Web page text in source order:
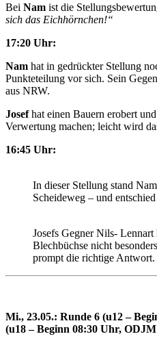
Bei Nam ist die
sich das Eichhörnchen!“
17:20 Uhr:
Nam hat in gedrückter Stellung
Punkteteilung vor sich. Sein
aus NRW.
Josefhat einen Bauern erobert
Verwertung machen; leicht wird
16:45 Uhr:
In dieser Stellung stand
Scheideweg – und
Josefs Gegner Nils-
Blechbüchse nicht
prompt die richtige Antwort.
Mi., 23.05.: Runde 6 (u12 –
(u18 – Beginn 08:30 Uhr,